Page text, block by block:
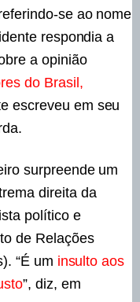
se ao nome
respondia a
a opinião
do Brasil,
escreveu em seu
surpreende um
direita da
político e
de Relações
“É um insulto aos
”, diz, em